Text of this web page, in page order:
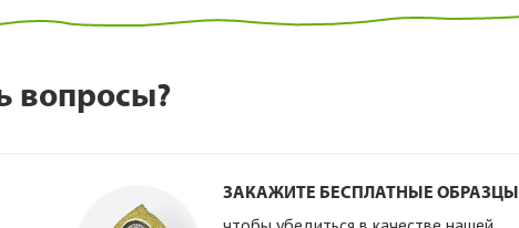
вопросы?
ЗАКАЖИТЕ БЕСПЛАТНЫЕ ОБРАЗЦЫ